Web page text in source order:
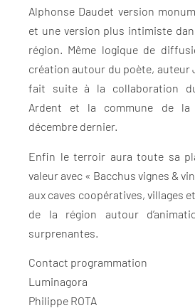
Alphonse Daudet version
et une version plus intimiste
région. Même logique de
création autour du poète, auteur
fait suite à la collaboration
Ardent et la commune de la
décembre dernier.
Enfin le terroir aura toute sa
valeur avec « Bacchus vignes &
aux caves coopératives, villages
de la région autour
surprenantes.
Contact programmation
Luminagora
Philippe ROTA